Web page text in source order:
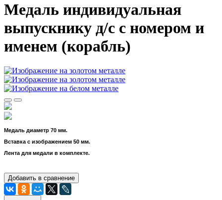
Медаль индивидуальная
выпускнику д/с с номером и
именем (корабль)
Медаль диаметр 70 мм.
Вставка с изображением 50 мм.
Лента для медали в комплекте.
Добавить в сравнение